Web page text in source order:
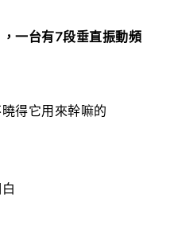
一台有7段垂直振動頻
得它用來幹嘛的